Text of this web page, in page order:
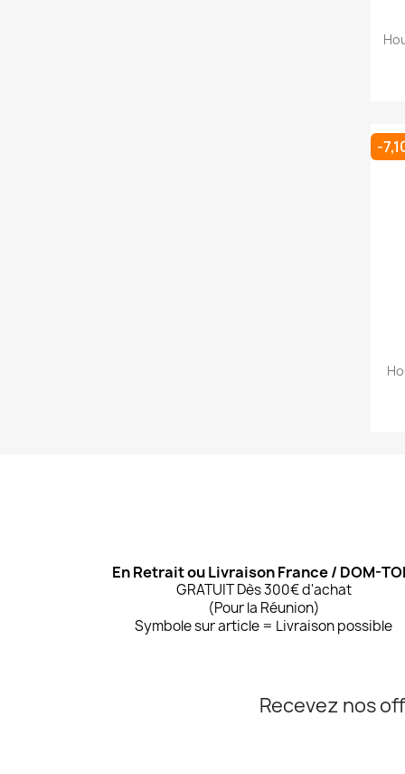
-
En Retrait ou Livraison France / DOM-
GRATUIT Dès 300€ d'achat
(Pour la Réunion)
Symbole sur article = Livraison possible
Recevez nos